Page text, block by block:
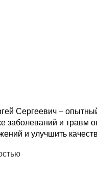
Сергеевич –
заболеваний и травм
качество жизни. Основные направления работы
плоскос...